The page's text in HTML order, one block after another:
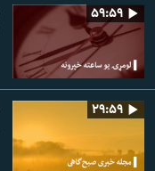
۵۹:۵۹
۲۹:۵۹